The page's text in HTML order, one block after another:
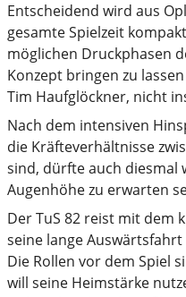
Entscheidend wird aus
gesamte Spielzeit
möglichen Druckphasen
Konzept bringen zu
Tim Haufglöckner, nicht
Nach dem intensiven
die Kräfteverhältnisse
sind, dürfte auch diesmal
Augenhöhe zu erwarten
Der TuS 82 reist mit dem
seine lange
Die Rollen vor dem Spiel
will seine Heimstärke